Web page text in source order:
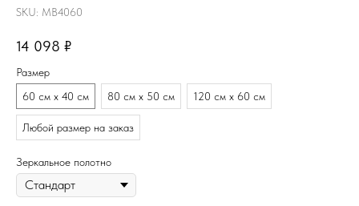
SKU: MB4060
14 098 ₽
Размер
60 см х 40 см
80 см х 50 см 120 см х 60 см
Любой размер на заказ
Зеркальное полотно